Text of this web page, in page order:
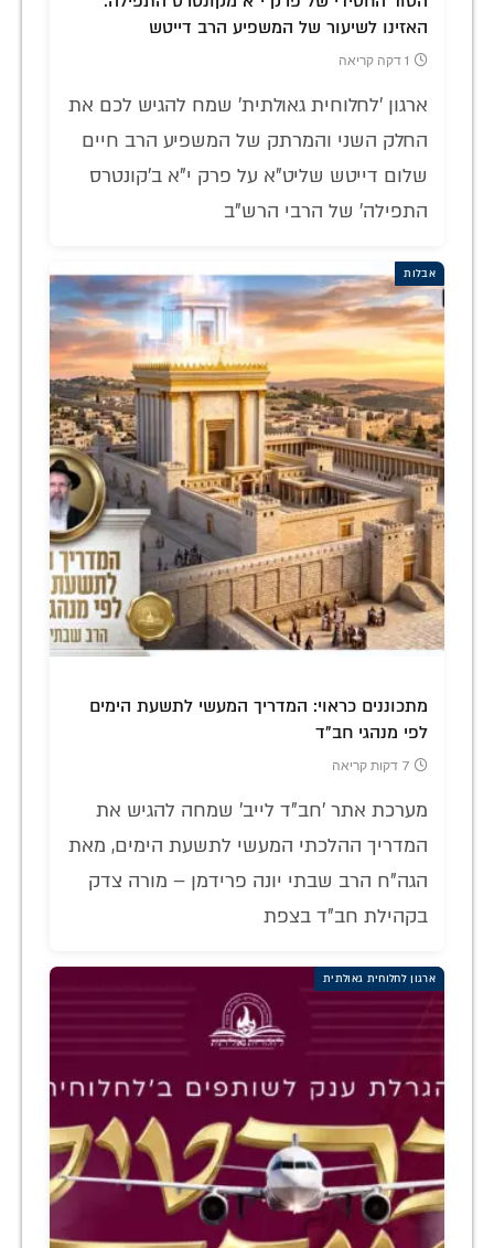
האזינו לשיעור של המשפיע הרב דייטש
1 דקה קריאה
ארגון 'לחלוחית גאולתית' שמח להגיש לכם את
החלק השני והמרתק של המשפיע הרב חיים
שלום דייטש שליט"א על פרק י"א ב'קונטרס
התפילה' של הרבי הרש"ב
אבלות
מתכוננים כראוי: המדריך המעשי לתשעת הימים
לפי מנהגי חב"ד
7 דקות קריאה
מערכת אתר 'חב"ד לייב' שמחה להגיש את
המדריך ההלכתי המעשי לתשעת הימים, מאת
הגה"ח הרב שבתי יונה פרידמן – מורה צדק
בקהילת חב"ד בצפת
ארגון לחלוחית גאולתית